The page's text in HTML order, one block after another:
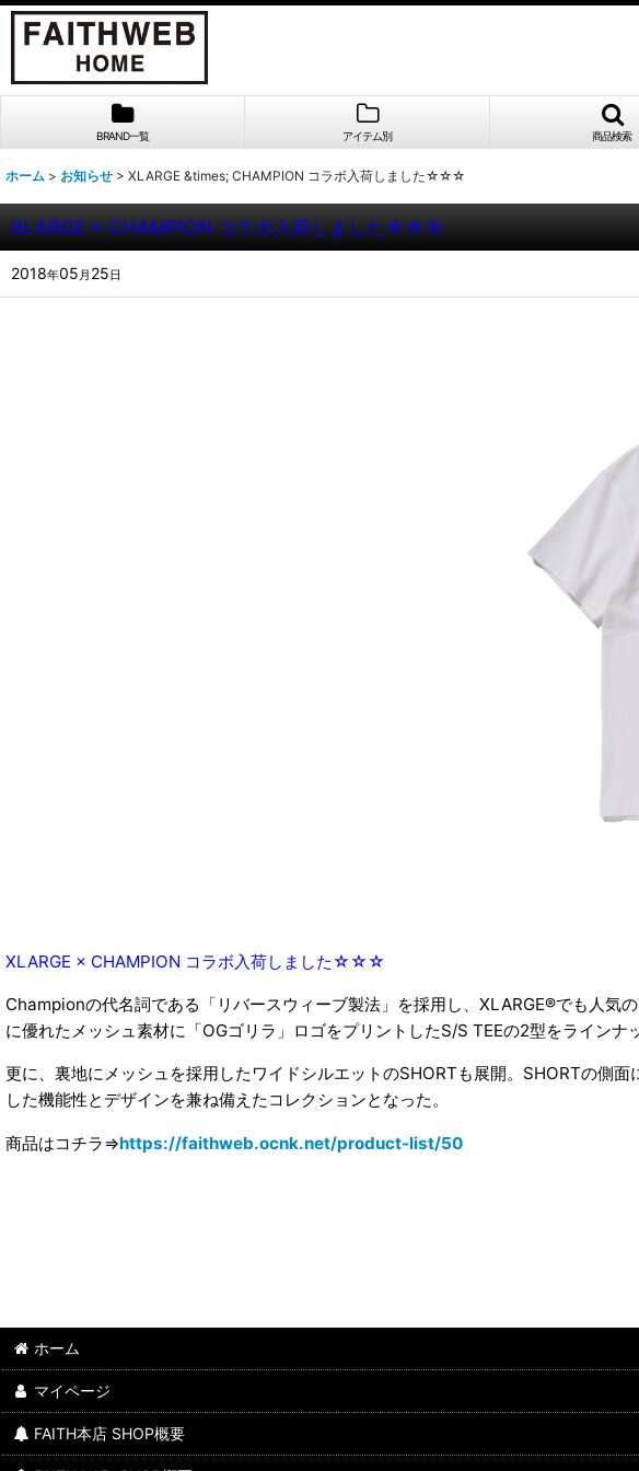
BRAND一覧 アイテム別 商品検索
ホーム > お知らせ > XLARGE &times; CHAMPION コラボ入荷しました☆☆☆
XLARGE × CHAMPION コラボ入荷しました☆☆☆
2018年05 月 25日
XLARGE × CHAMPION コラボ入荷しました☆☆☆
Championの代名詞である「リバースウィーブ製法」を採用し、XLARGE®でも人気
に優れたメッシュ素材に「OGゴリラ」ロゴをプリントしたS/S TEEの2型をラインナッ
更に、裏地にメッシュを採用したワイドシルエットのSHORTも展開。SHORTの側
した機能性とデザインを兼ね備えたコレクションとなった。
商品はコチラ⇒https://faithweb.ocnk.net/product-list/50
ホーム
マイページ
FAITH本店 SHOP概要